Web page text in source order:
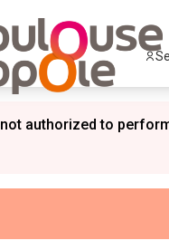
authorized to